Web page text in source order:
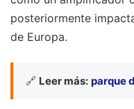
posteriormente
de Europa.
🔗 Leer más: parque